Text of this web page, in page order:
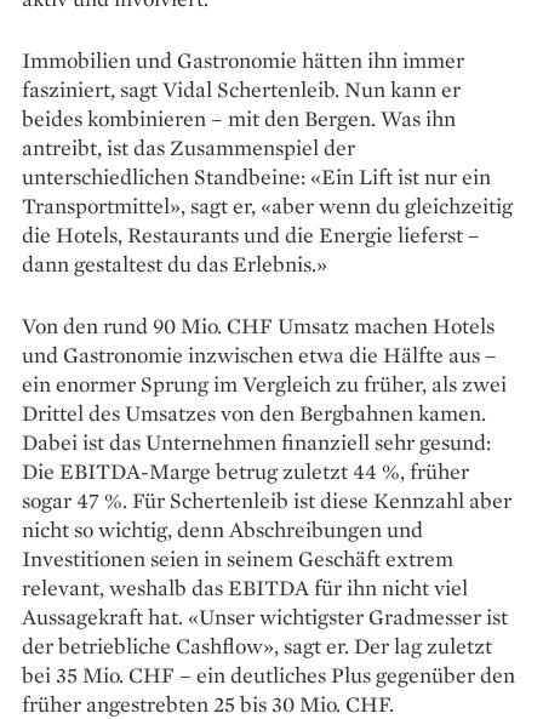
Immobilien und Gastronomie hätten ihn immer
fasziniert, sagt Vidal Schertenleib. Nun kann er
beides kombinieren – mit den Bergen. Was ihn
antreibt, ist das Zusammenspiel der
unterschiedlichen Standbeine: «Ein Lift ist nur ein
Transportmittel», sagt er, «aber wenn du gleichzeitig
die Hotels, Restaurants und die Energie lieferst –
dann gestaltest du das Erlebnis.»
Von den rund 90 Mio. CHF Umsatz ­machen Hotels
und Gastronomie inzwischen etwa die Hälfte aus –
ein enormer Sprung im Vergleich zu früher, als zwei
Drittel des Umsatzes von den Bergbahnen kamen.
Dabei ist das ­Unternehmen finanziell sehr gesund:
Die EBITDA-Marge ­betrug zuletzt 44 %, früher
sogar 47 %. Für ­Schertenleib ist diese Kennzahl aber
nicht so wichtig, denn Abschreibungen und
Investitionen seien in seinem Geschäft extrem
relevant, weshalb das EBITDA für ihn nicht viel
Aussagekraft hat. «Unser wichtigster Gradmesser ist
der betriebliche Cashflow», sagt er. Der lag zuletzt
bei 35 Mio. CHF – ein deutliches Plus gegenüber den
früher angestrebten 25 bis 30 Mio. CHF.